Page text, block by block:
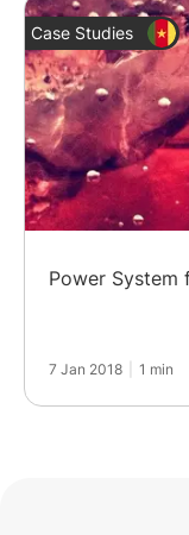
Case Studies
Power System
7 Jan 2018 1 min